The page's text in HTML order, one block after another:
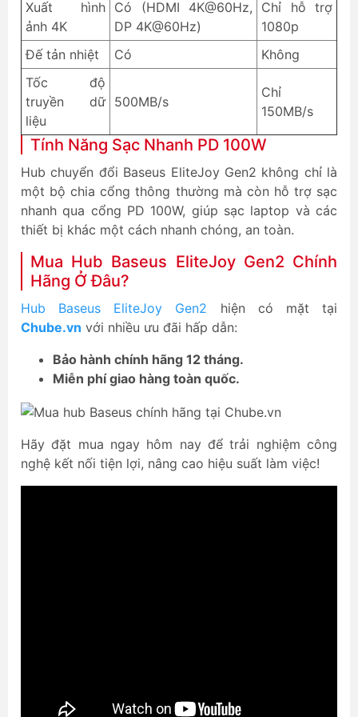
Xuất hình
ảnh 4K
Có (HDMI 4K@60Hz,
DP 4K@60Hz)
Chỉ hỗ trợ
1080p
Đế tản nhiệt
Có
Không
Tốc độ
truyền dữ
liệu
500MB/s
Chỉ
150MB/s
Tính Năng Sạc Nhanh PD 100W
Hub chuyển đổi Baseus EliteJoy Gen2 không chỉ là
một bộ chia cổng thông thường mà còn hỗ trợ sạc
nhanh qua cổng PD 100W, giúp sạc laptop và các
thiết bị khác một cách nhanh chóng, an toàn.
Mua Hub Baseus EliteJoy Gen2 Chính
Hãng Ở Đâu?
Hub Baseus EliteJoy Gen2 hiện có mặt tại
Chube.vn với nhiều ưu đãi hấp dẫn:
Bảo hành chính hãng 12 tháng.
Miễn phí giao hàng toàn quốc.
Hãy đặt mua ngay hôm nay để trải nghiệm công
nghệ kết nối tiện lợi, nâng cao hiệu suất làm việc!